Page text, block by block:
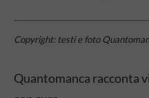
Copyright: testi e foto
Quantomanca racconta